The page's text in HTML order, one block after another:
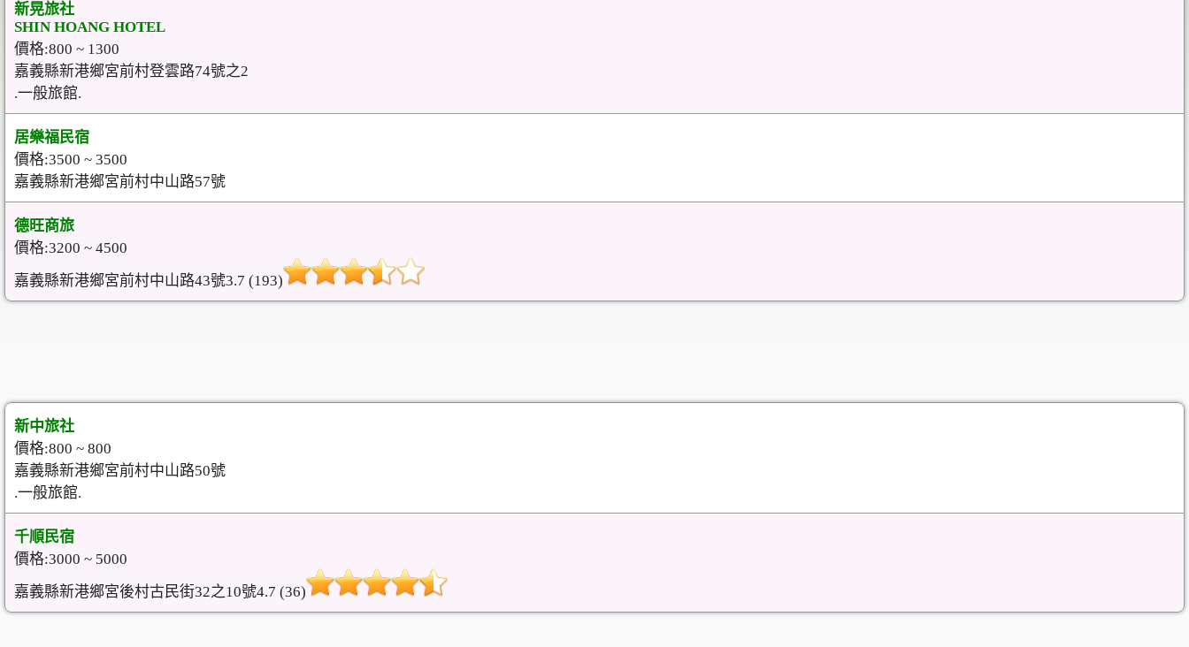
新晃旅社
SHIN HOANG HOTEL
價格:800 ~ 1300
嘉義縣新港鄉宮前村登雲路74號之2
.一般旅館.
居樂福民宿
價格:3500 ~ 3500
嘉義縣新港鄉宮前村中山路57號
德旺商旅
價格:3200 ~ 4500
嘉義縣新港鄉宮前村中山路43號3.7 (193)
新中旅社
價格:800 ~ 800
嘉義縣新港鄉宮前村中山路50號
.一般旅館.
千順民宿
價格:3000 ~ 5000
嘉義縣新港鄉宮後村古民街32之10號4.7 (36)